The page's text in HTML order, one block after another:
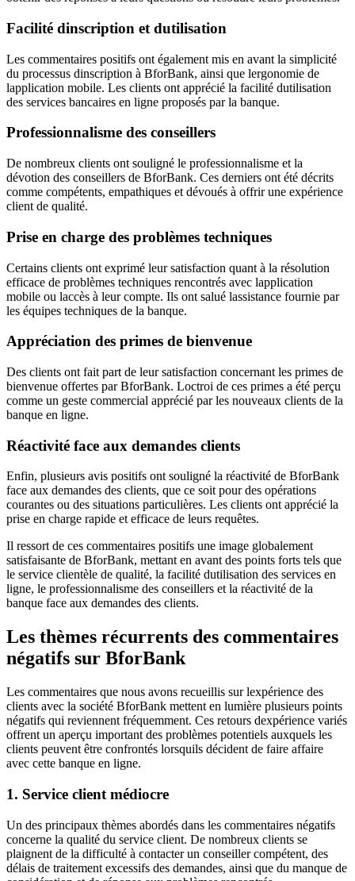
Facilité dinscription et dutilisation
Les commentaires positifs ont également mis en avant la simplicité
du processus dinscription à BforBank, ainsi que lergonomie de
lapplication mobile. Les clients ont apprécié la facilité dutilisation
des services bancaires en ligne proposés par la banque.
Professionnalisme des conseillers
De nombreux clients ont souligné le professionnalisme et la
dévotion des conseillers de BforBank. Ces derniers ont été décrits
comme compétents, empathiques et dévoués à offrir une expérience
client de qualité.
Prise en charge des problèmes techniques
Certains clients ont exprimé leur satisfaction quant à la résolution
efficace de problèmes techniques rencontrés avec lapplication
mobile ou laccès à leur compte. Ils ont salué lassistance fournie par
les équipes techniques de la banque.
Appréciation des primes de bienvenue
Des clients ont fait part de leur satisfaction concernant les primes de
bienvenue offertes par BforBank. Loctroi de ces primes a été perçu
comme un geste commercial apprécié par les nouveaux clients de la
banque en ligne.
Réactivité face aux demandes clients
Enfin, plusieurs avis positifs ont souligné la réactivité de BforBank
face aux demandes des clients, que ce soit pour des opérations
courantes ou des situations particulières. Les clients ont apprécié la
prise en charge rapide et efficace de leurs requêtes.
Il ressort de ces commentaires positifs une image globalement
satisfaisante de BforBank, mettant en avant des points forts tels que
le service clientèle de qualité, la facilité dutilisation des services en
ligne, le professionnalisme des conseillers et la réactivité de la
banque face aux demandes des clients.
Les thèmes récurrents des commentaires
négatifs sur BforBank
Les commentaires que nous avons recueillis sur lexpérience des
clients avec la société BforBank mettent en lumière plusieurs points
négatifs qui reviennent fréquemment. Ces retours dexpérience variés
offrent un aperçu important des problèmes potentiels auxquels les
clients peuvent être confrontés lorsquils décident de faire affaire
avec cette banque en ligne.
1. Service client médiocre
Un des principaux thèmes abordés dans les commentaires négatifs
concerne la qualité du service client. De nombreux clients se
plaignent de la difficulté à contacter un conseiller compétent, des
délais de traitement excessifs des demandes, ainsi que du manque de